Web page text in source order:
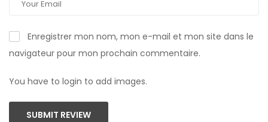
Enregistrer mon nom, mon e-mail et mon site dans le
navigateur pour mon prochain commentaire.
You have to login to add images.
SUBMIT REVIEW